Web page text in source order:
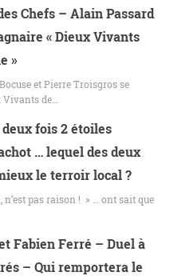
Chefs – Alain Passard
« Dieux Vivants
»
et Pierre Troisgros se
de…
deux fois 2 étoiles
… lequel des deux
le terroir local ?
n’est pas raison ! » … ont sait que
Fabien Ferré – Duel à
– Qui remportera le